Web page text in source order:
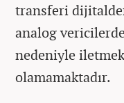
transferi
analog
nedeniyle
olamamaktadır.